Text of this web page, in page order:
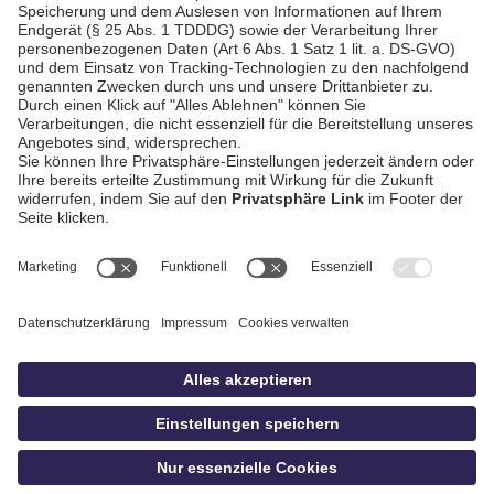
AGB / Gewinnspiele
Datenschutz
Impressum
idowa.de
Privatsphäre